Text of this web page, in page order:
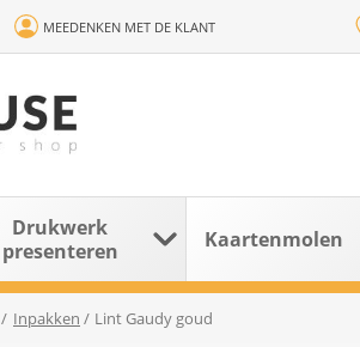
MEEDENKEN MET DE KLANT
Drukwerk
presenteren
Kaartenmolen
/ Inpakken / Lint Gaudy goud